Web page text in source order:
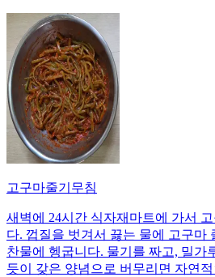
고구마줄기무침
새벽에 24시간 식자재마트에 가서
다. 껍질을 벗겨서 끓는 물에 고구마
찬물에 헹굽니다. 물기를 짜고, 밀가
듯이 갖은 양념으로 버무리면 자연